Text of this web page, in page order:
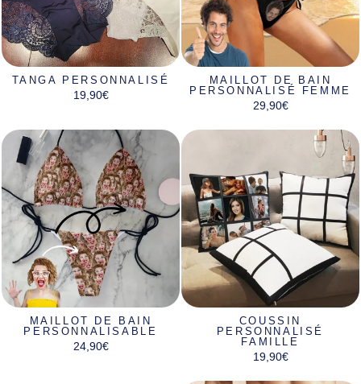
TANGA PERSONNALISÉ
19,90€
MAILLOT DE BAIN
PERSONNALISÉ FEMME
29,90€
MAILLOT DE BAIN
PERSONNALISABLE
24,90€
COUSSIN
PERSONNALISÉ
FAMILLE
19,90€